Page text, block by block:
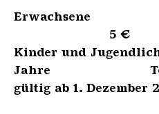
5 €
Kinder und
Jahre
gültig ab 1. Dezember